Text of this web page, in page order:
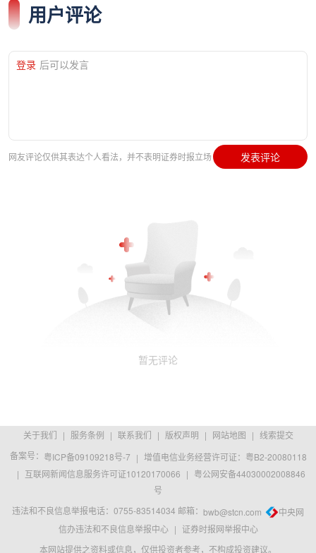
用户评论
登录 后可以发言
网友评论仅供其表达个人看法，并不表明证券时报立场 发表评论
暂无评论
关于我们 | 服务条例 | 联系我们 | 版权声明 | 网站地图 | 线索提交
备案号： 粤ICP备09109218号-7 | 增值电信业务经营许可证：粤B2-20080118
| 互联网新闻信息服务许可证10120170066 | 粤公网安备44030002008846
号
违法和不良信息举报电话：0755-83514034 邮箱： bwb@stcn.com
中央网
信办违法和不良信息举报中心 | 证券时报网举报中心
本网站提供之资料或信息，仅供投资者参考，不构成投资建议。